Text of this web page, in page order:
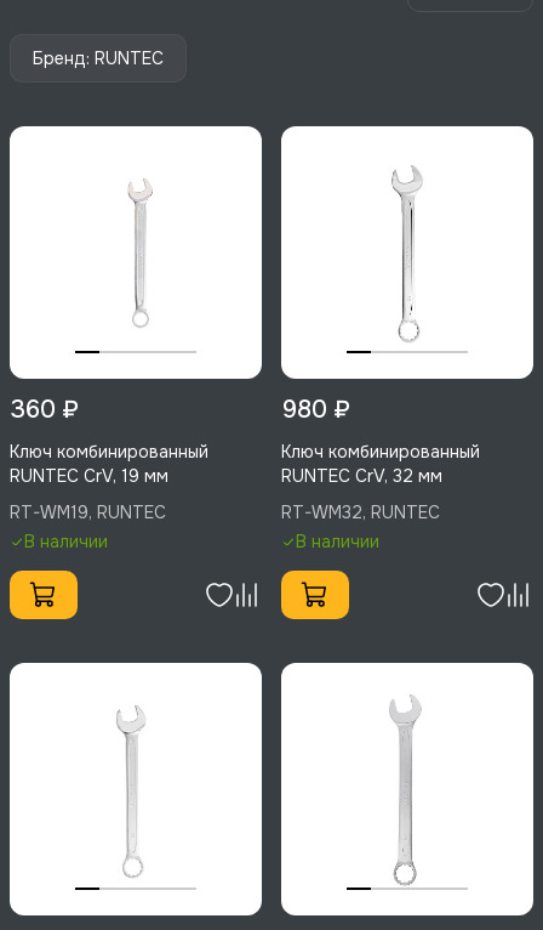
Бренд: RUNTEC
360 ₽
Ключ комбинированный
RUNTEC CrV, 19 мм
RT-WM19, RUNTEC
В наличии
980 ₽
Ключ комбинированный
RUNTEC CrV, 32 мм
RT-WM32, RUNTEC
В наличии